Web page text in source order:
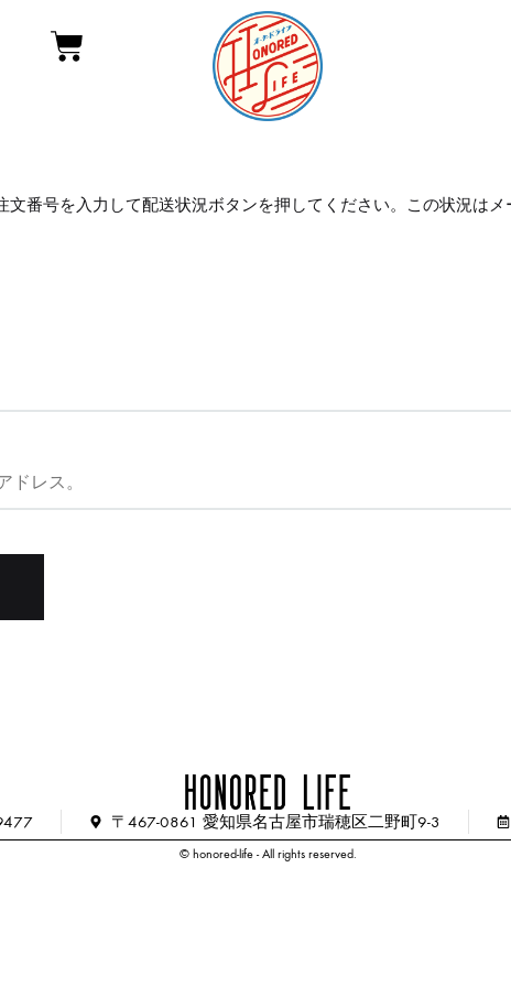
番号を入力して配送状況ボタンを押してください。この状況はメ
〒467-0861 愛知県名古屋市瑞穂区二野町9-3
© honored-life - All rights reserved.